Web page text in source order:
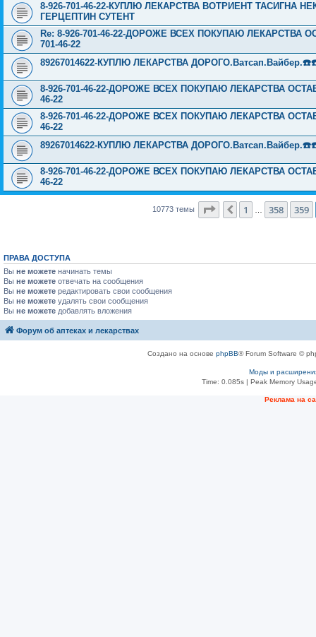
8-926-701-46-22-КУПЛЮ ЛЕКАРСТВА ВОТРИЕНТ ТАСИГНА
ГЕРЦЕПТИН СУТЕНТ
Re: 8-926-701-46-22-ДОРОЖЕ ВСЕХ ПОКУПАЮ
701-46-22
89267014622-КУПЛЮ ЛЕКАРСТВА
8-926-701-46-22-ДОРОЖЕ ВСЕХ ПОКУПАЮ ЛЕКАРСТВА
46-22
8-926-701-46-22-ДОРОЖЕ ВСЕХ ПОКУПАЮ ЛЕКАРСТВА
46-22
89267014622-КУПЛЮ ЛЕКАРСТВА
8-926-701-46-22-ДОРОЖЕ ВСЕХ ПОКУПАЮ ЛЕКАРСТВА
46-22
10773 темы Страница 360из 431
Пред.
1 358 359
ПРАВА ДОСТУПА
Вы не можете начинать темы
Вы не можете отвечать на сообщения
Вы не можете редактировать свои сообщения
Вы не можете удалять свои сообщения
Вы не можете добавлять вложения
Форум об аптеках и лекарствах
Создано на основе phpBB® Forum Software ©
Моды и
Time: 0.085s| Peak Memory
Рeклама на